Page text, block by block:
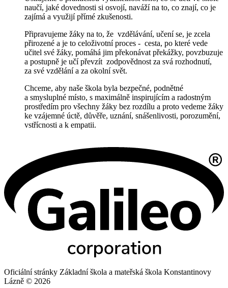
naučí, jaké dovednosti si osvojí, naváží na to, co znají, co je
zajímá a využijí přímé zkušenosti.
Připravujeme žáky na to, že vzdělávání, učení se, je zcela
přirozené a je to celoživotní proces - cesta, po které vede
učitel své žáky, pomáhá jim překonávat překážky, povzbuzuje
a postupně je učí převzít zodpovědnost za svá rozhodnutí,
za své vzdělání a za okolní svět.
Chceme, aby naše škola byla bezpečné, podnětné
a smysluplné místo, s maximálně inspirujícím a radostným
prostředím pro všechny žáky bez rozdílu a proto vedeme žáky
ke vzájemné úctě, důvěře, uznání, snášenlivosti, porozumění,
vstřícnosti a k empatii.
Oficiální stránky Základní škola a mateřská škola Konstantinovy
Lázně © 2026